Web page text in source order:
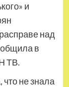
и
над
в
ТВ.
не знала